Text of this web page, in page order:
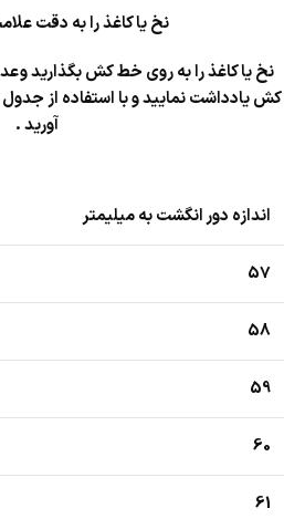
نخ یا کاغذ را به دقت
نخ یا کاغذ را به روی خط کش بگذارید و
کش یادداشت نمایید و با استفاده از
آورید .
اندازه دور انگشت به میلیمتر
57
58
59
60
61